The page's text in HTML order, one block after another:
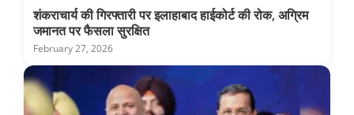
शंकराचार्य की गिरफ्तारी पर इलाहाबाद हाईकोर्ट की रोक, अग्रिम
जमानत पर फैसला सुरक्षित
February 27, 2026